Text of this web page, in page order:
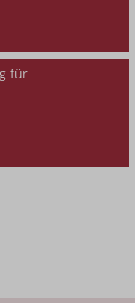
für